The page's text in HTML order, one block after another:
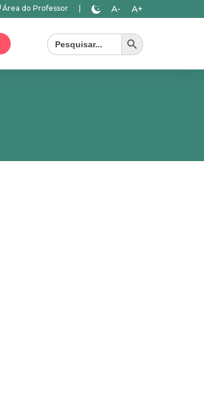
Área do Professor A- A+
Search
for:
Search Button